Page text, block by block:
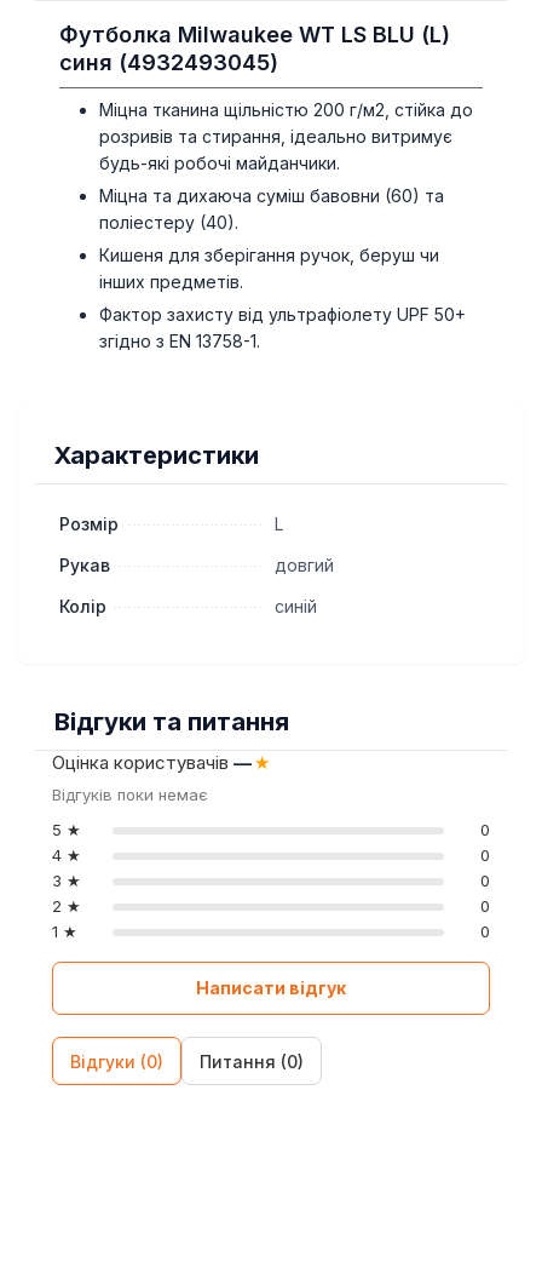
Футболка Milwaukee WT LS BLU (L)
синя (4932493045)
Міцна тканина щільністю 200 г/м2, стійка до
розривів та стирання, ідеально витримує
будь-які робочі майданчики.
Міцна та дихаюча суміш бавовни (60) та
поліестеру (40).
Кишеня для зберігання ручок, беруш чи
інших предметів.
Фактор захисту від ультрафіолету UPF 50+
згідно з EN 13758-1.
Характеристики
Розмір
L
Рукав
довгий
Колір
синій
Відгуки та питання
Оцінка користувачів —★
Відгуків поки немає
5 ★
0
4 ★
0
3 ★
0
2 ★
0
1 ★
0
Написати відгук
Відгуки (0) Питання (0)